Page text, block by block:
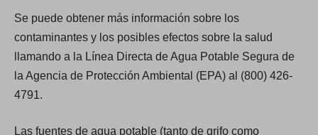
Se puede obtener más información sobre los
contaminantes y los posibles efectos sobre la salud
llamando a la Línea Directa de Agua Potable Segura de
la Agencia de Protección Ambiental (EPA) al (800) 426-
4791.
Las fuentes de agua potable (tanto de grifo como